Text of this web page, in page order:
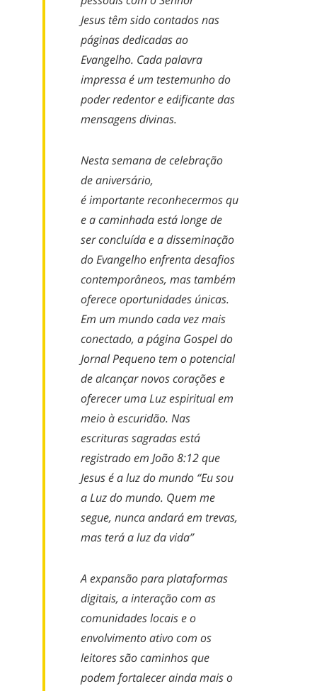
Jesus têm sido contadosnas
páginas dedicadas ao
Evangelho. Cada palavra
impressa é um testemunho do
poder redentor e edificante das
mensagens divinas.
Nesta semana de celebração
deaniversário,
éimportantereconhecermosqu
e acaminhadaestá longe de
ser concluídae adisseminação
do Evangelho enfrenta desafios
contemporâneos, mas também
oferece oportunidades únicas.
Em um mundo cada vez mais
conectado, a página Gospel do
Jornal Pequeno tem o potencial
de alcançar novos corações e
oferecer umaLuz espiritual em
meio à escuridão. Nas
escrituras sagradas está
registrado em João8:12que
Jesus é a luz do mundo “Eu sou
a Luz do mundo. Quem me
segue, nunca andará em trevas,
mas terá a luz da vida”
A expansão para plataformas
digitais, a interação com as
comunidades locais e o
envolvimento ativo com os
leitores são caminhos que
podem fortalecer ainda mais o